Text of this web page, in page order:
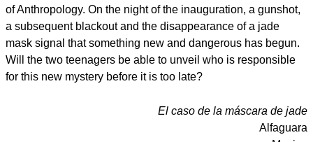
of Anthropology. On the night of the inauguration, a gunshot,
a subsequent blackout and the disappearance of a jade
mask signal that something new and dangerous has begun.
Will the two teenagers be able to unveil who is responsible
for this new mystery before it is too late?
El caso de la máscara de jade
Alfaguara